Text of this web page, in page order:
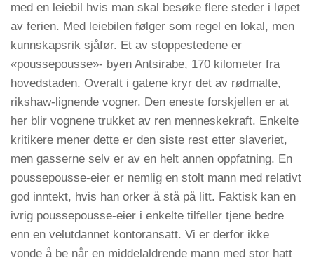
med en leiebil hvis man skal besøke flere steder i løpet
av ferien. Med leiebilen følger som regel en lokal, men
kunnskapsrik sjåfør. Et av stoppestedene er
«poussepousse»- byen Antsirabe, 170 kilometer fra
hovedstaden. Overalt i gatene kryr det av rødmalte,
rikshaw-lignende vogner. Den eneste forskjellen er at
her blir vognene trukket av ren menneskekraft. Enkelte
kritikere mener dette er den siste rest etter slaveriet,
men gasserne selv er av en helt annen oppfatning. En
poussepousse-eier er nemlig en stolt mann med relativt
god inntekt, hvis han orker å stå på litt. Faktisk kan en
ivrig poussepousse-eier i enkelte tilfeller tjene bedre
enn en velutdannet kontoransatt. Vi er derfor ikke
vonde å be når en middelaldrende mann med stor hatt